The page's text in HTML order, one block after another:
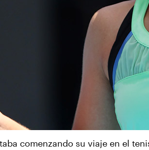
comenzando su viaje en el